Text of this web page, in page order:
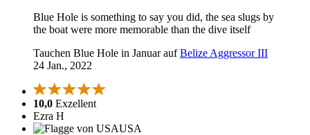
Blue Hole is something to say you did, the sea slugs by
the boat were more memorable than the dive itself
Tauchen Blue Hole in Januar aufBelize Aggressor III
24 Jan., 2022
10,0 Exzellent
Ezra H
USA